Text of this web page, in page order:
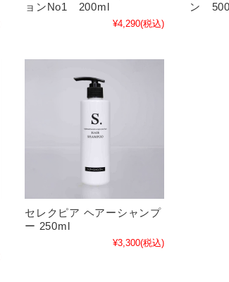
ョンNo1 200ml
¥4,290(税込)
ン
セレクピア ヘアーシャンプ
ー 250ml
¥3,300(税込)